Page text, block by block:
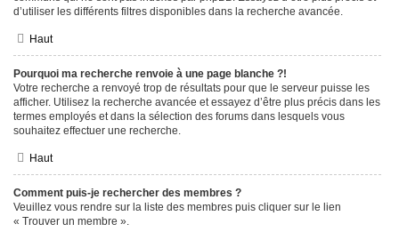
d’utiliser les différents filtres disponibles dans la recherche avancée.
Haut
Pourquoi ma recherche renvoie à une page blanche ?!
Votre recherche a renvoyé trop de résultats pour que le serveur puisse les
afficher. Utilisez la recherche avancée et essayez d’être plus précis dans les
termes employés et dans la sélection des forums dans lesquels vous
souhaitez effectuer une recherche.
Haut
Comment puis-je rechercher des membres ?
Veuillez vous rendre sur la liste des membres puis cliquer sur le lien
« Trouver un membre ».